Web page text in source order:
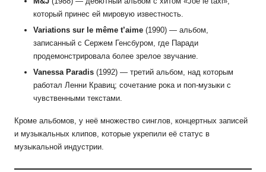
который принес ей мировую известность.
Variations sur le même t’aime (1990) — альбом,
записанный с Сержем Генсбуром, где Паради
продемонстрировала более зрелое звучание.
Vanessa Paradis (1992) — третий альбом, над которым
работал Ленни Кравиц; сочетание рока и поп-музыки с
чувственными текстами.
Кроме альбомов, у неё множество синглов, концертных записей
и музыкальных клипов, которые укрепили её статус в
музыкальной индустрии.